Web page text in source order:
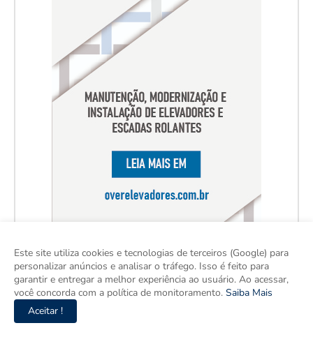
Este site utiliza cookies e tecnologias de terceiros (Google) para
personalizar anúncios e analisar o tráfego. Isso é feito para
garantir e entregar a melhor experiência ao usuário. Ao acessar,
você concorda com a política de monitoramento. Saiba Mais
Aceitar !